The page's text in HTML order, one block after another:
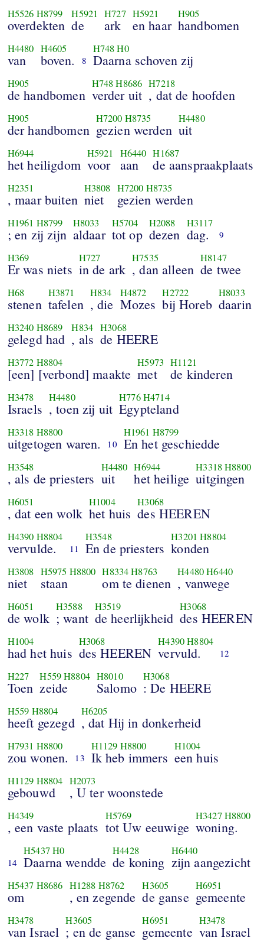
H5526 H8799
overdekten
H5921
de
H727
ark
H5921
en haar
H905
handbomen
H4480
van
H4605
boven. 8
H748 H0
Daarna schoven zij
H905
de handbomen
H748 H8686
verder uit
H7218
, dat de hoofden
H905
der handbomen
H7200 H8735
gezien werden
H4480
uit
H6944
het heiligdom
H5921
voor
H6440
aan
H1687
de aanspraakplaats
H2351
, maar buiten
H3808
niet
H7200 H8735
gezien werden
H1961 H8799
; en zij zijn
H8033
aldaar
H5704
tot op
H2088
dezen
H3117
dag. 9
H369
Er was niets
H727
in de ark
H7535
, dan alleen
H8147
de twee
H68
stenen
H3871
tafelen
H834
, die
H4872
Mozes
H2722
bij Horeb
H8033
daarin
H3240 H8689
gelegd had
H834
, als
H3068
de HEERE
H3772 H8804
[een] [verbond] maakte
H5973
met
H1121
de kinderen
H3478
Israels
H4480
, toen zij uit
H776H4714
Egypteland
H3318 H8800
uitgetogen waren. 10
H1961 H8799
En het geschiedde
H3548
, als de priesters
H4480
uit
H6944
het heilige
H3318H8800
uitgingen
H6051
, dat een wolk
H1004
het huis
H3068
des HEEREN
H4390 H8804
vervulde. 11
H3548
En de priesters
H3201 H8804
konden
H3808
niet
H5975 H8800
staan
H8334H8763
om te dienen
H4480H6440
, vanwege
H6051
de wolk
H3588
; want
H3519
de heerlijkheid
H3068
des HEEREN
H1004
had het huis
H3068
des HEEREN
H4390H8804
vervuld. 12
H227
Toen
H559H8804
zeide
H8010
Salomo
H3068
: De HEERE
H559 H8804
heeft gezegd
H6205
, dat Hij in donkerheid
H7931 H8800
zou wonen. 13
H1129 H8800
Ik heb immers
H1004
een huis
H1129 H8804
gebouwd
H2073
, U ter woonstede
H4349
, een vaste plaats
H5769
tot Uw eeuwige
H3427H8800
woning.
14
H5437H0
Daarna wendde
H4428
de koning
H6440
zijn aangezicht
H5437 H8686
om
H1288 H8762
, en zegende
H3605
de ganse
H6951
gemeente
H3478
van Israel
H3605
; en de ganse
H6951
gemeente
H3478
van Israel